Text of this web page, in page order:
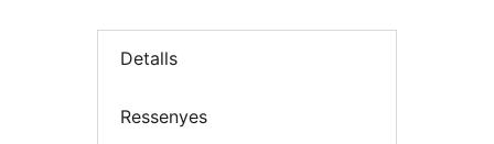
Detalls
Ressenyes